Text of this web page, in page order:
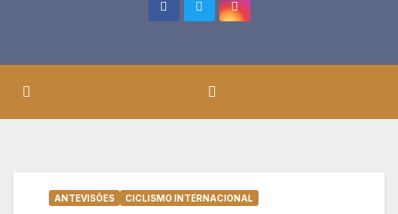
ANTEVISÕES CICLISMO INTERNACIONAL